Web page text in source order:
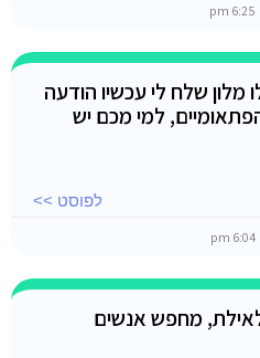
שלח לי עכשיו הודעה
למי מכם יש
לפוסט >>
לאילת, מחפש אנשים